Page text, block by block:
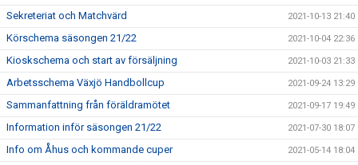
Sekreteriat och Matchvärd 2021-10-13 21:40
Körschema säsongen 21/22 2021-10-04 22:36
Kioskschema och start av försäljning 2021-10-03 21:33
Arbetsschema Växjö Handbollcup 2021-09-24 13:29
Sammanfattning från föräldramötet 2021-09-17 19:49
Information inför säsongen 21/22 2021-07-30 18:07
Info om Åhus och kommande cuper 2021-05-14 18:04